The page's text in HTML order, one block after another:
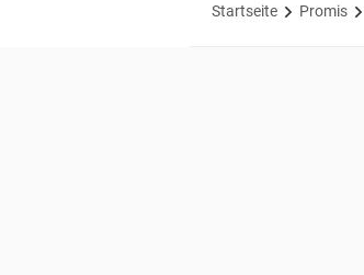
Startseite Promis